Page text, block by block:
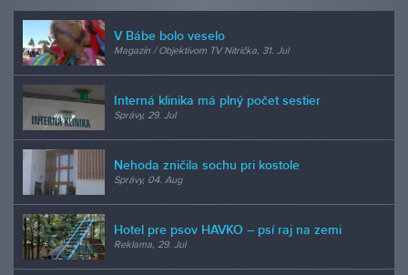
V Bábe bolo veselo
Magazín / Objektívom TV Nitrička, 31. Jul
Interná klinika má plný počet sestier
Správy, 29. Jul
Nehoda zničila sochu pri kostole
Správy, 04. Aug
Hotel pre psov HAVKO – psí raj na zemi
Reklama, 29. Jul